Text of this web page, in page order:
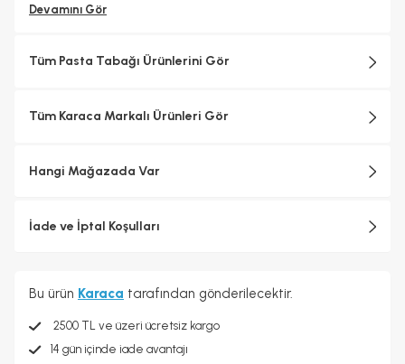
Devamını Gör
Tüm Pasta Tabağı Ürünlerini Gör
Tüm Karaca Markalı Ürünleri Gör
Hangi Mağazada Var
İade ve İptal Koşulları
Bu ürün Karaca tarafından gönderilecektir.
2500 TL ve üzeri ücretsiz kargo
14 gün içinde iade avantajı